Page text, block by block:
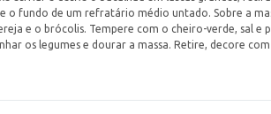
fundo de um refratário médio untado. Sobre a
e o brócolis. Tempere com o cheiro-verde, sal e
os legumes e dourar a massa. Retire, decore